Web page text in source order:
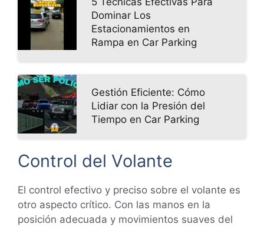
Dominar Los
Estacionamientos en
Rampa en Car Parking
Gestión Eficiente: Cómo
Lidiar con la Presión del
Tiempo en Car Parking
Control del Volante
El control efectivo y preciso sobre el volante es
otro aspecto crítico. Con las manos en la
posición adecuada y movimientos suaves del